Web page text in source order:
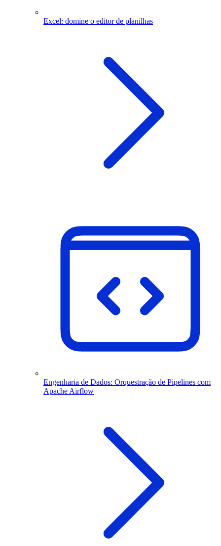
Excel: domine o editor de planilhas
Engenharia de Dados: Orquestração de Pipelines com
Apache Airflow